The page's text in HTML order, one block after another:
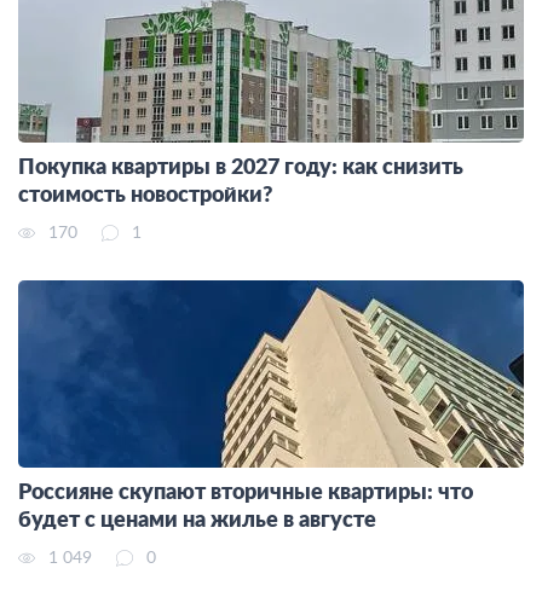
Покупка квартиры в 2027 году: как снизить
стоимость новостройки?
170 1
Россияне скупают вторичные квартиры: что
будет с ценами на жилье в августе
1 049 0